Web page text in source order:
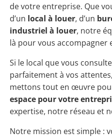
de votre entreprise. Que
d’un local à louer, d’un
industriel à louer, notre
là pour vous accompagner
Si le local que vous
parfaitement à vos
mettons tout en œuvre
espace pour votre
expertise, notre réseau et
Notre mission est simple :